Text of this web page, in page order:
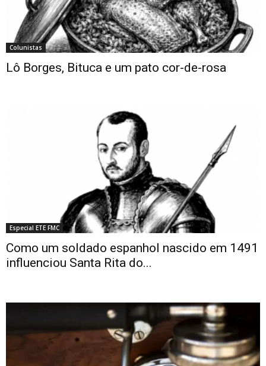
Colunistas
Lô Borges, Bituca e um pato cor-de-rosa
Especial ETE FMC
Como um soldado espanhol nascido em 1491
influenciou Santa Rita do...